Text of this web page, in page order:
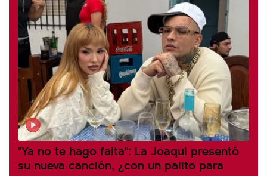
"Ya no te hago falta": La Joaqui presentó
su nueva canción, ¿con un palito para